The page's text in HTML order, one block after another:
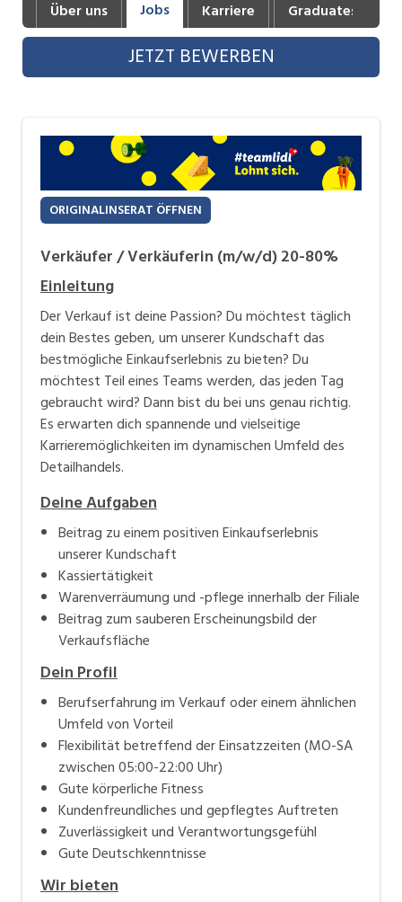
Industrie, Maschinenbau, Anlagenbau,
Produktion
Informatik, Telekommunikation
Körperpflege, Wellness
Marketing, Kommunikation, Medien, Druck
Mechanik, Elektronik, Optik, Textil (Fertigung)
Medizin, Gesundheitswesen, Pflege
Sicherheit, Rettung, Polizei, Zoll
Verkauf, Handel, Kundenberatung,
Aussendienst
Über uns Jobs Karriere Graduates
JETZT BEWERBEN
ORIGINALINSERAT ÖFFNEN
Verkäufer / Verkäuferin (m/w/d) 20-80%
Einleitung
Der Verkauf ist deine Passion? Du möchtest täglich
dein Bestes geben, um unserer Kundschaft das
bestmögliche Einkaufserlebnis zu bieten? Du
möchtest Teil eines Teams werden, das jeden Tag
gebraucht wird? Dann bist du bei uns genau richtig.
Es erwarten dich spannende und vielseitige
Karrieremöglichkeiten im dynamischen Umfeld des
Detailhandels.
Deine Aufgaben
Beitrag zu einem positiven Einkaufserlebnis
unserer Kundschaft
Kassiertätigkeit
Warenverräumung und -pflege innerhalb der Filiale
Beitrag zum sauberen Erscheinungsbild der
Verkaufsfläche
Dein Profil
Berufserfahrung im Verkauf oder einem ähnlichen
Umfeld von Vorteil
Flexibilität betreffend der Einsatzzeiten (MO-SA
zwischen 05:00-22:00 Uhr)
Gute körperliche Fitness
Kundenfreundliches und gepflegtes Auftreten
Zuverlässigkeit und Verantwortungsgefühl
Gute Deutschkenntnisse
Wir bieten